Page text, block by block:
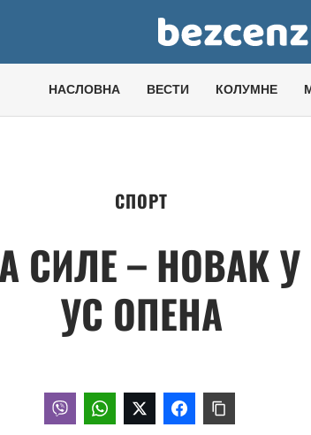
НАСЛОВНА ВЕСТИ КОЛУМНЕ
СПОРТ
СИЛЕ – НОВАК
УС ОПЕНА